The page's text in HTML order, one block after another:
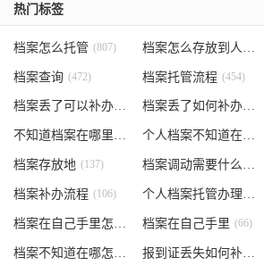
热门标签
档案怎么托管 (807)
档案查询 (472) 档案托管流程 (454)
档案丢了可以补办吗 (371) 档案丢了如何补办
不知道档案在哪里 个人档案不知道在哪儿
档案存放地 (137) 档案调动需要什么手续
档案补办流程 (106) 个人档案托管办理流程
档案在自己手里怎么办 (85)
档案在自己手里 (66)
档案不知道在哪怎么办 (62) 报到证丢失如何补办